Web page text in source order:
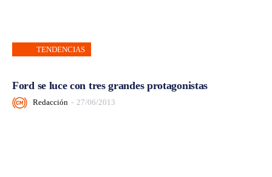
TENDENCIAS
Ford se luce con tres grandes protagonistas
Redacción - 27/06/2013